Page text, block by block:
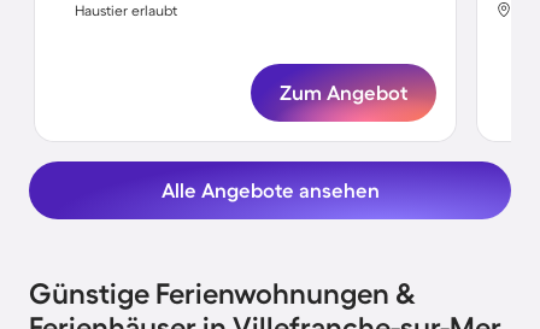
Haustier erlaubt
Zum Angebot
Alle Angebote ansehen
Günstige Ferienwohnungen &